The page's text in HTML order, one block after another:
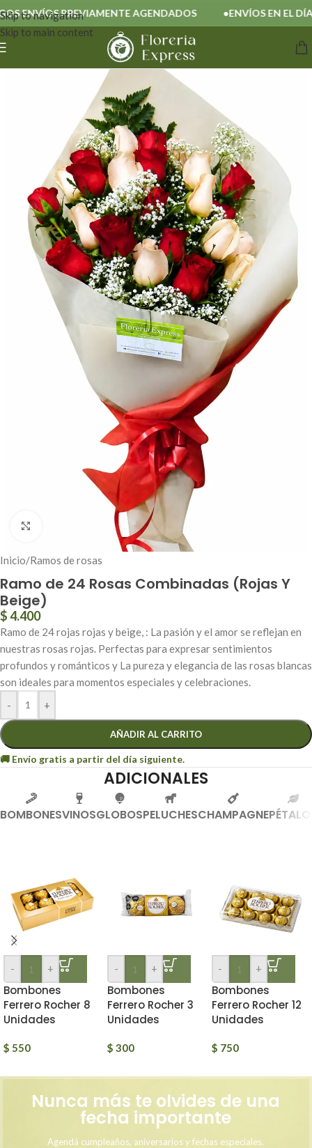
Skip to navigation
Skip to main content
ENVÍOS PREVIAMENTE AGENDADOS ENVÍOS EN EL DÍA
Inicio/Ramos de rosas
Ramo de 24 Rosas Combinadas (Rojas Y
Beige)
$4.400
Ramo de 24 rojas rojas y beige, : La pasión y el amor se reflejan en
nuestras rosas rojas. Perfectas para expresar sentimientos
profundos y románticos y La pureza y elegancia de las rosas blancas
son ideales para momentos especiales y celebraciones.
-
+
AÑADIR AL CARRITO
ADICIONALES
BOMBONESVINOSGLOBOSPELUCHESCHAMPAGNE
- +
Bombones
Ferrero Rocher 8
Unidades
$ 550
- +
Bombones
Ferrero Rocher 3
Unidades
$ 300
- +
Bombones
Ferrero Rocher 12
Unidades
$ 750
Nunca más te olvides de una
fecha importante
Agendá cumpleaños, aniversarios y fechas especiales.